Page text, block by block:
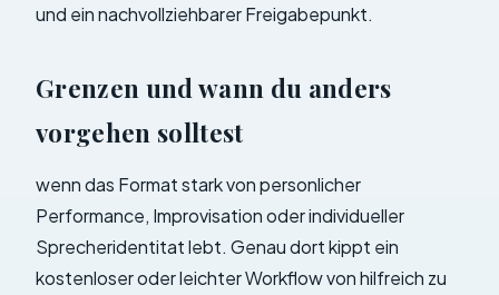
und ein nachvollziehbarer Freigabepunkt.
Grenzen und wann du anders
vorgehen solltest
wenn das Format stark von personlicher
Performance, Improvisation oder individueller
Sprecheridentitat lebt. Genau dort kippt ein
kostenloser oder leichter Workflow von hilfreich zu